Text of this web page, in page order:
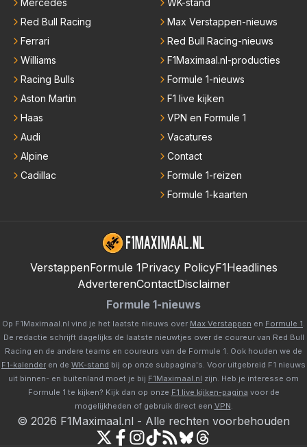
Mercedes
Red Bull Racing
Ferrari
Williams
Racing Bulls
Aston Martin
Haas
Audi
Alpine
Cadillac
WK-stand
Max Verstappen-nieuws
Red Bull Racing-nieuws
F1Maximaal.nl-producties
Formule 1-nieuws
F1 live kijken
VPN en Formule 1
Vacatures
Contact
Formule 1-reizen
Formule 1-kaarten
VerstappenFormule 1Privacy PolicyF1Headlines
AdverterenContactDisclaimer
Formule 1-nieuws
Op F1Maximaal.nl vind je het laatste nieuws over Max Verstappen en Formule 1.
De redactie schrijft dagelijks de laatste nieuwtjes over de coureur van Red Bull
Racing en de andere teams en coureurs van de Formule 1. Ook houden we de
F1-kalender en de WK-stand bij op onze subpagina's. Voor uitgebreid F1 nieuws
uit binnen- en buitenland moet je bij F1Maximaal.nl zijn. Heb je interesse om
Formule 1 te kijken? Kijk dan op onze F1 live kijken-pagina voor de
mogelijkheden of gebruik direct een VPN.
© 2026 F1Maximaal.nl - Alle rechten voorbehouden